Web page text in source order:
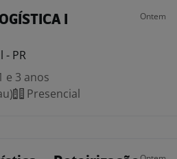
I Ontem
- PR
e 3 anos
Presencial